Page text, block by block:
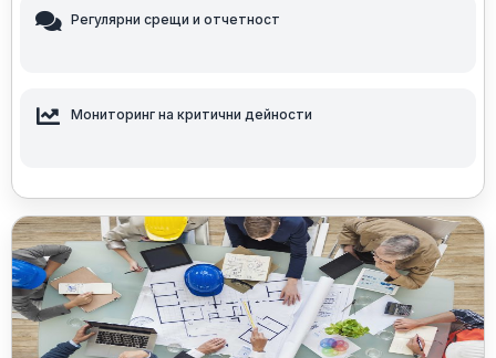
Регулярни срещи и отчетност
Мониторинг на критични дейности